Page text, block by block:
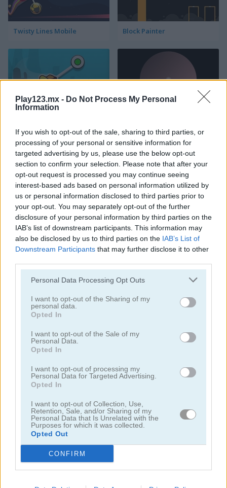
Play123.mx - Do Not Process My Personal
Information
If you wish to opt-out of the sale, sharing to third parties, or
processing of your personal or sensitive information for
targeted advertising by us, please use the below opt-out
section to confirm your selection. Please note that after your
opt-out request is processed you may continue seeing
interest-based ads based on personal information utilized by
us or personal information disclosed to third parties prior to
your opt-out. You may separately opt-out of the further
disclosure of your personal information by third parties on the
IAB’s list of downstream participants. This information may
also be disclosed by us to third parties on the IAB’s List of
Downstream Participants that may further disclose it to other
Personal Data Processing Opt Outs
I want to opt-out of the Sharing of my
personal data.
Opted In
I want to opt-out of the Sale of my
Personal Data.
Opted In
I want to opt-out of processing my
Personal Data for Targeted Advertising.
Opted In
I want to opt-out of Collection, Use,
Retention, Sale, and/or Sharing of my
Personal Data that Is Unrelated with the
Purposes for which it was collected.
Opted Out
CONFIRM
Twisty Lines Mobile Block Painter
Lawn Mower Tower Fall
Bottle Flip Mobile
Slime Road Super Thrower
Categorías Relacionadas